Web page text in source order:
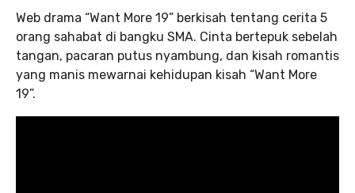
Web drama “Want More 19” berkisah tentang cerita 5
orang sahabat di bangku SMA. Cinta bertepuk sebelah
tangan, pacaran putus nyambung, dan kisah romantis
yang manis mewarnai kehidupan kisah “Want More
19”.